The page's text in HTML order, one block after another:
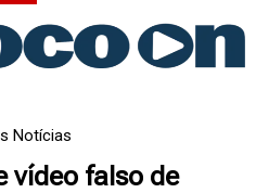
Notícias
vídeo falso de